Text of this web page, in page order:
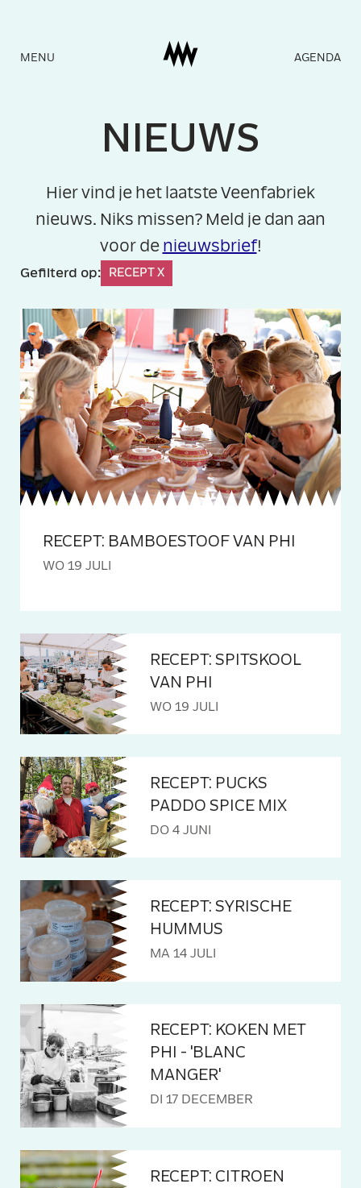
MENU
Naar
AGENDA
NIEUWS
Hier vind je het laatste Veenfabriek
nieuws. Niks missen? Meld je dan aan
voor de nieuwsbrief!
Gefilterd op: RECEPT X
RECEPT: BAMBOESTOOF VAN PHI
WO 19 JULI
RECEPT: SPITSKOOL
VAN PHI
WO 19 JULI
RECEPT: PUCKS
PADDO SPICE MIX
DO 4 JUNI
RECEPT: SYRISCHE
HUMMUS
MA 14 JULI
RECEPT: KOKEN MET
PHI - 'BLANC
MANGER'
DI 17 DECEMBER
RECEPT: CITROEN